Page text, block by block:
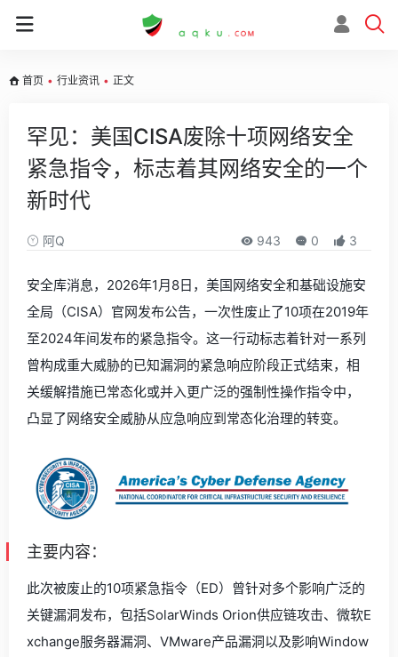
首页 • 行业资讯 • 正文
罕见：美国CISA废除十项网络安全
紧急指令，标志着其网络安全的一个
新时代
阿Q 943 0 3
安全库消息，2026年1月8日，美国网络安全和基础设施安
全局（CISA）官网发布公告，一次性废止了10项在2019年
至2024年间发布的紧急指令。这一行动标志着针对一系列
曾构成重大威胁的已知漏洞的紧急响应阶段正式结束，相
关缓解措施已常态化或并入更广泛的强制性操作指令中，
凸显了网络安全威胁从应急响应到常态化治理的转变。
主要内容：
此次被废止的10项紧急指令（ED）曾针对多个影响广泛的
关键漏洞发布，包括SolarWinds Orion供应链攻击、微软E
xchange服务器漏洞、VMware产品漏洞以及影响Window